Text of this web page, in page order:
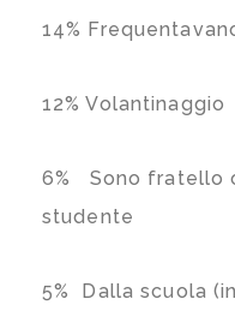
14%
12% Volantinaggio
6% Sono fratello
studente
5% Dalla scuola